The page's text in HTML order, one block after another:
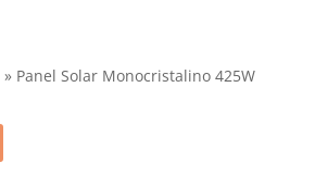
» Panel Solar Monocristalino 425W